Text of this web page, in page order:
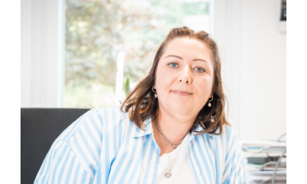
NAJÍT PRÁCI